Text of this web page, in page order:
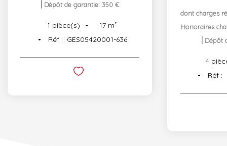
Dépôt de garantie: 350 €
1 pièce(s) 17 m²
Réf : GES05420001-636
dont charges
Honoraires
Dépôt
4
Réf :